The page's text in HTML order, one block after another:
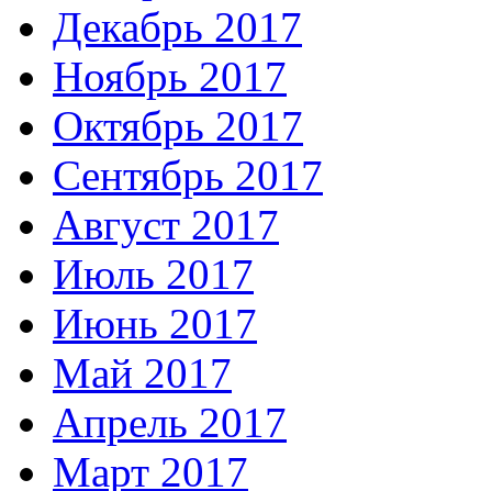
Декабрь 2017
Ноябрь 2017
Октябрь 2017
Сентябрь 2017
Август 2017
Июль 2017
Июнь 2017
Май 2017
Апрель 2017
Март 2017